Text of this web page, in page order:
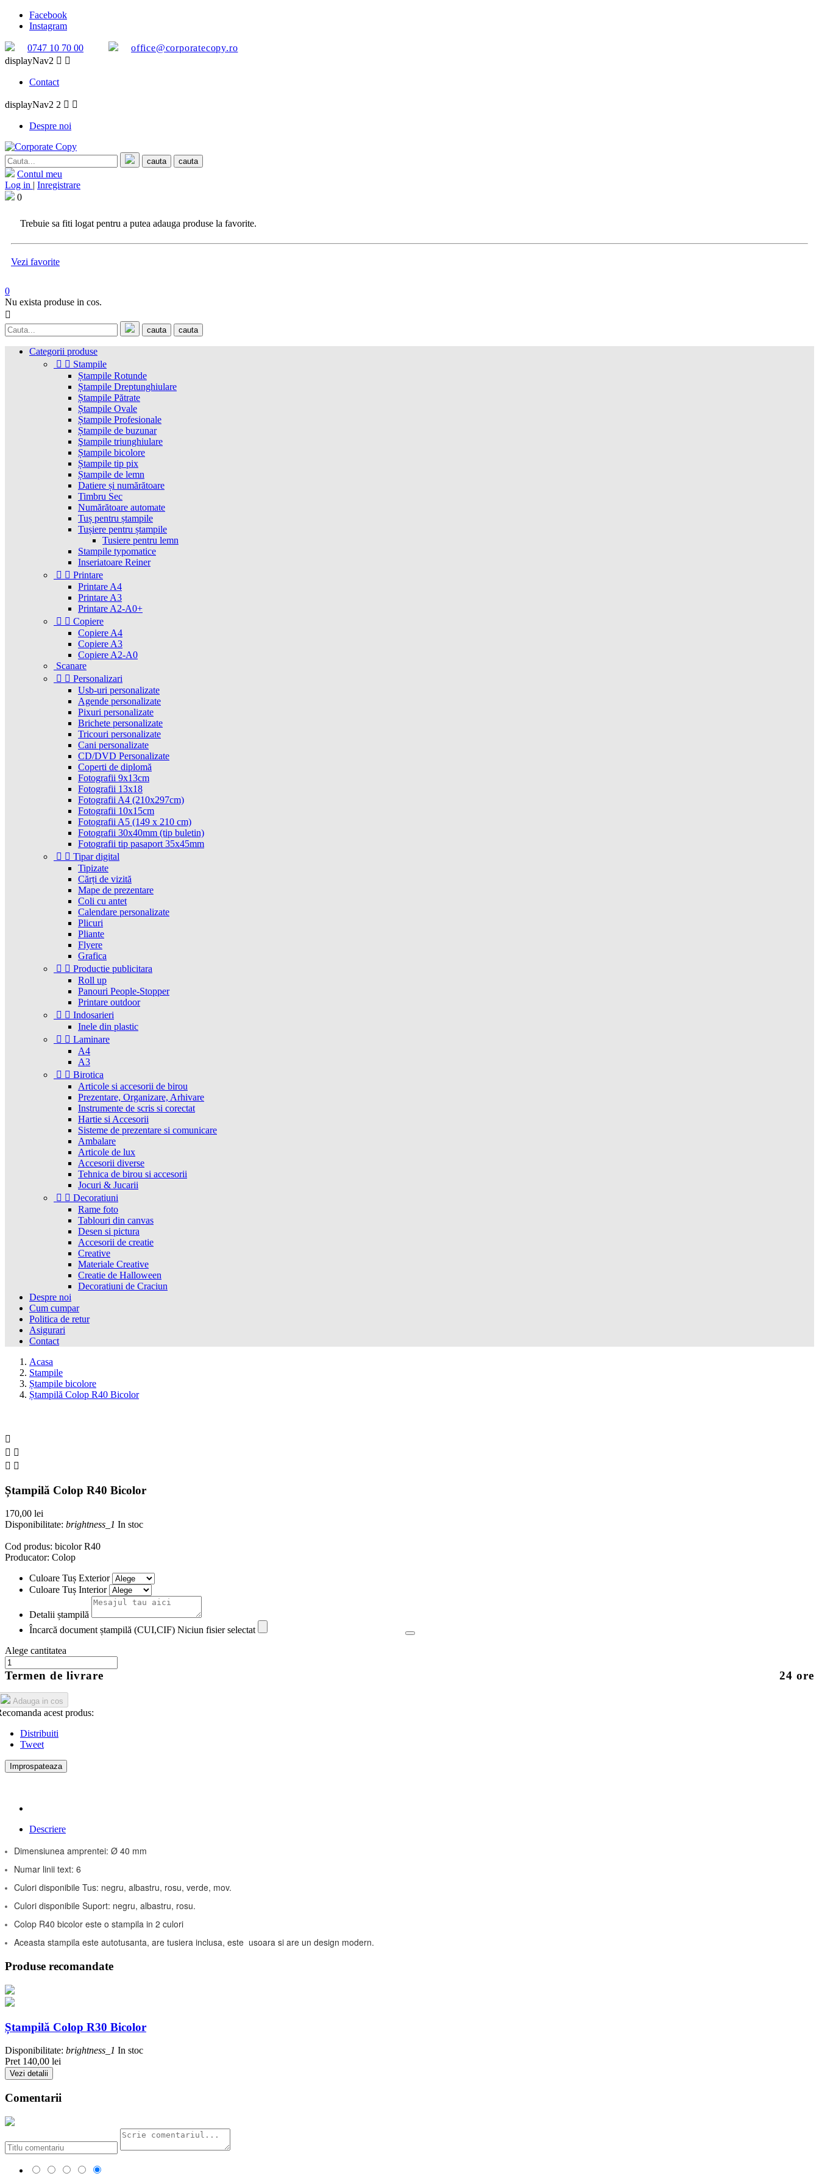
Facebook
Instagram
0747 10 70 00
office@corporatecopy.ro
displayNav2  
Contact
displayNav2 2  
Despre noi
cauta cauta
Contul meu
Log in | Inregistrare
0
Trebuie sa fiti logat pentru a putea adauga produse la favorite.
Vezi favorite
0
Nu exista produse in cos.

cauta cauta
Categorii produse
  Stampile
Ștampile Rotunde
Ștampile Dreptunghiulare
Ștampile Pătrate
Ștampile Ovale
Ștampile Profesionale
Ștampile de buzunar
Ştampile triunghiulare
Ștampile bicolore
Ștampile tip pix
Ștampile de lemn
Datiere și numărătoare
Timbru Sec
Numărătoare automate
Tuș pentru ștampile
Tușiere pentru ștampile
Tusiere pentru lemn
Stampile typomatice
Inseriatoare Reiner
  Printare
Printare A4
Printare A3
Printare A2-A0+
  Copiere
Copiere A4
Copiere A3
Copiere A2-A0
Scanare
  Personalizari
Usb-uri personalizate
Agende personalizate
Pixuri personalizate
Brichete personalizate
Tricouri personalizate
Cani personalizate
CD/DVD Personalizate
Coperti de diplomă
Fotografii 9x13cm
Fotografii 13x18
Fotografii A4 (210x297cm)
Fotografii 10x15cm
Fotografii A5 (149 x 210 cm)
Fotografii 30x40mm (tip buletin)
Fotografii tip pasaport 35x45mm
  Tipar digital
Tipizate
Cărți de vizită
Mape de prezentare
Coli cu antet
Calendare personalizate
Plicuri
Pliante
Flyere
Grafica
  Productie publicitara
Roll up
Panouri People-Stopper
Printare outdoor
  Indosarieri
Inele din plastic
  Laminare
A4
A3
  Birotica
Articole si accesorii de birou
Prezentare, Organizare, Arhivare
Instrumente de scris si corectat
Hartie si Accesorii
Sisteme de prezentare si comunicare
Ambalare
Articole de lux
Accesorii diverse
Tehnica de birou si accesorii
Jocuri & Jucarii
  Decoratiuni
Rame foto
Tablouri din canvas
Desen si pictura
Accesorii de creatie
Creative
Materiale Creative
Creatie de Halloween
Decoratiuni de Craciun
Despre noi
Cum cumpar
Politica de retur
Asigurari
Contact
Acasa
Stampile
Ștampile bicolore
Ștampilă Colop R40 Bicolor

 
 
Ștampilă Colop R40 Bicolor
170,00 lei
Disponibilitate: brightness_1 In stoc
Cod produs: bicolor R40
Producator: Colop
Culoare Tuș Exterior
Culoare Tuș Interior
Detalii ștampilă
Încarcă document ștampilă (CUI,CIF) Niciun fisier selectat
Alege cantitatea
Termen de livrare 24 ore
Adauga in cos
acest produs:
Distribuiti
Tweet
Descriere
Dimensiunea amprentei: Ø 40 mm
Numar linii text: 6
Culori disponibile Tus: negru, albastru, rosu, verde, mov.
Culori disponibile Suport: negru, albastru, rosu.
Colop R40 bicolor este o stampila in 2 culori
Aceasta stampila este autotusanta, are tusiera inclusa, este usoara si are un design modern.
Produse recomandate
Ștampilă Colop R30 Bicolor
Disponibilitate: brightness_1 In stoc
Pret 140,00 lei
Vezi detalii
Comentarii